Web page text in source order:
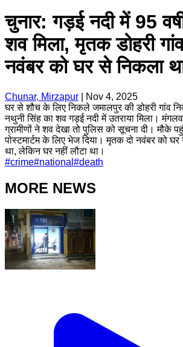
चुनार: गड़ई नदी में 95
शव मिला, मृतक डोहरी
नवंबर को घर से निकला
Chunar, Mirzapur
Nov 4, 2025
घर से शौच के लिए निकले जमालपुर की डोहरी गांव
नथुनी सिंह का शव गड़ई नदी में उतराया मिला।
ग्रामीणों ने शव देखा तो पुलिस को सूचना दी। मौके
पोस्टमार्टम के लिए भेज दिया। मृतक दो नवंबर को
था, लेकिन घर नहीं लौटा था।
#crime#national #death
MORE NEWS